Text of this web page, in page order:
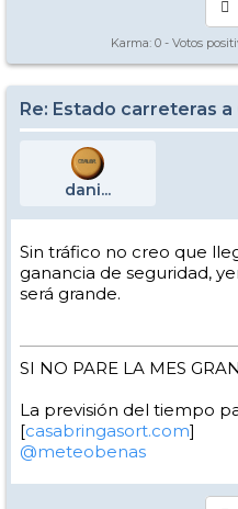
Karma: 0 - Votos
Re: Estado carreteras a
dani...
Sin tráfico no creo que
ganancia de seguridad,
será grande.
SI NO PARE LA MES
La previsión del tiempo
[casabringasort.com]
@meteobenas